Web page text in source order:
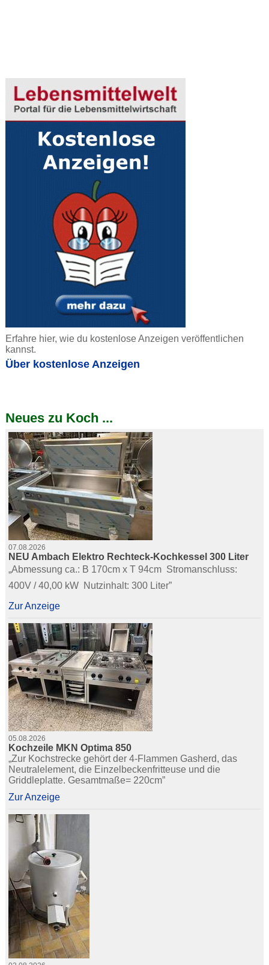
Erfahre hier, wie du kostenlose Anzeigen veröffentlichen
kannst.
Über kostenlose Anzeigen
Neues zu Koch ...
07.08.2026
NEU Ambach Elektro Rechteck-Kochkessel 300 Liter
„Abmessung ca.: B 170cm x T 94cm  Stromanschluss:
400V / 40,00 kW  Nutzinhalt: 300 Liter”
Zur Anzeige
05.08.2026
Kochzeile MKN Optima 850
„Zur Kochstrecke gehört der 4-Flammen Gasherd, das
Neutralelement, die Einzelbeckenfritteuse und die
Griddleplatte. Gesamtmaße= 220cm”
Zur Anzeige